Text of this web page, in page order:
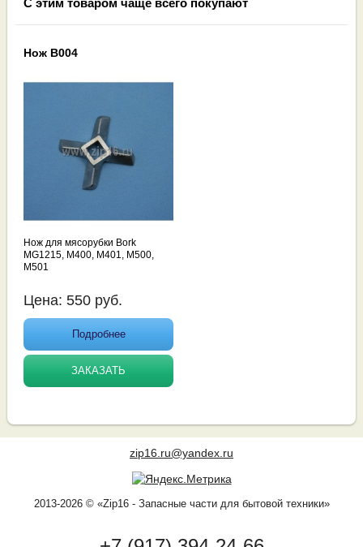
Нож B004
Нож для мясорубки Bork
MG1215, M400, M401, M500,
M501
Цена:550 руб.
Подробнее
ЗАКАЗАТЬ
zip16.ru@yandex.ru
2013-2026 © «Zip16 - Запасные части для бытовой техники»